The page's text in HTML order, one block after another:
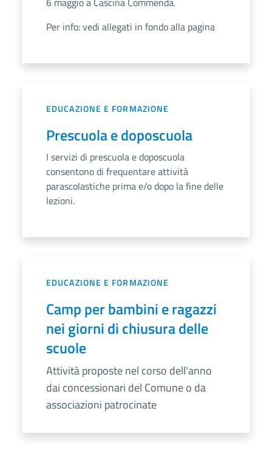
Per info: vedi allegati in fondo alla pagina
EDUCAZIONE E FORMAZIONE
Prescuola e doposcuola
I servizi di prescuola e doposcuola
consentono di frequentare attività
parascolastiche prima e/o dopo la fine delle
lezioni.
EDUCAZIONE E FORMAZIONE
Camp per bambini e ragazzi
nei giorni di chiusura delle
scuole
Attività proposte nel corso dell'anno
dai concessionari del Comune o da
associazioni patrocinate